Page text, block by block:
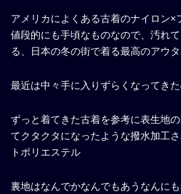
アメリカによくある古着のナイロン
値段的にも手頃なものなので、汚れ
る、日本の冬の街で着る最高のアウ
最近は中々手に入りずらくなってき
ずっと着てきた古着を参考に表生地
てクタクタになったような撥水加工
トポリエステル
裏地はなんでかなんでもあうなんに